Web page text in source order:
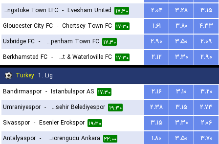
Basingstoke Town LFC
- Evesham United ۱۷:۳۰ ۲.۰۴ ۳.۲۸
۳.۱۵
Gloucester City FC - Chertsey Town FC ۱۷:۳۰ ۱.۶۱ ۳.۸۰
۴.۳۳
Uxbridge FC - Chippenham Town FC ۱۷:۳۰ ۲.۹۰ ۳.۵۰
۲.۰۹
Berkhamsted FC - Havant & Waterloville FC ۱۷:۳۰ ۲.۱۲ ۳.۳۰
۲.۹۰
Turkey 1. Lig
Bandirmaspor - Istanbulspor AS ۱۷:۳۰ ۲.۱۶ ۳.۱۰
۳.۲۰
Umraniyespor - Mardin Buyuksehir Belediyespor ۱۹:۳۰ ۲.۳۸ ۳.۱۵
۲.۷۳
Sivasspor - Esenler Erokspor ۱۹:۳۰ ۳.۱۵ ۳.۳۰
۲.۰۶
Antalyaspor - Keciorengucu Ankara ۲۲:۰۰ ۱.۸۰ ۳.۵۰
۳.۷۰